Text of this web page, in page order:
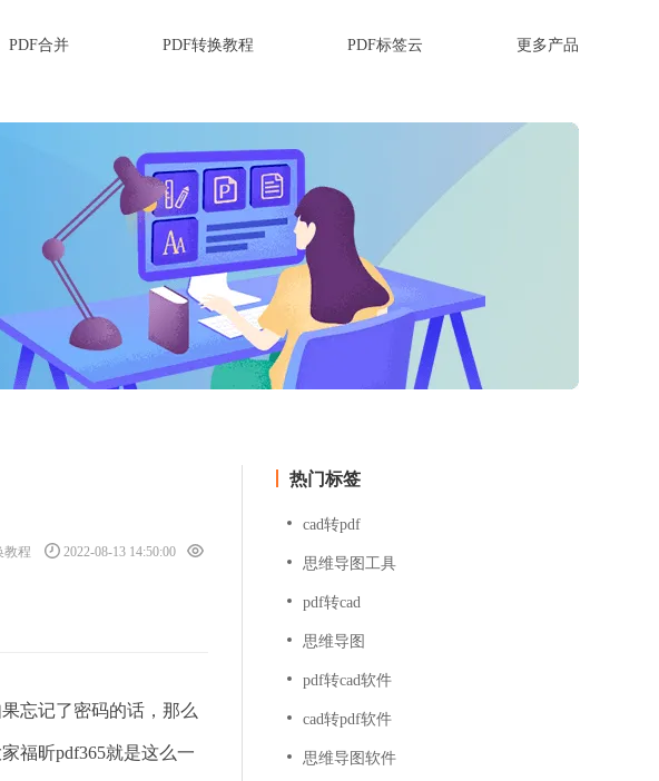
PDF合并 PDF转换教程 PDF标签云 更多产品
教程 2022-08-13 14:50:00
忘记了密码的话，那么
福昕pdf365就是这么一
热门标签
cad转pdf
思维导图工具
pdf转cad
思维导图
pdf转cad软件
cad转pdf软件
思维导图软件